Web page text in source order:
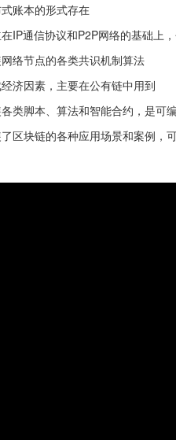
账本的形式存在
IP通信协议和P2P网络的基础上
络节点的各类共识机制算法
济因素，主要在公有链中用到
类脚本、算法和智能合约，是可
区块链的各种应用场景和案例，